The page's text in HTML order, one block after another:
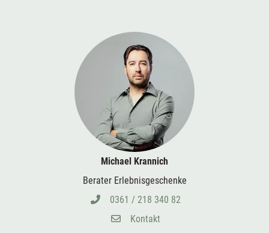
Michael Krannich
Berater Erlebnisgeschenke
0361 / 218 340 82
Kontakt